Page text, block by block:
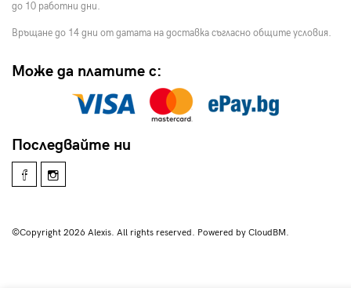
до 10 работни дни.
Връщане до 14 дни от датата на доставка съгласно общите условия.
Може да платите с:
Последвайте ни
©Copyright 2026 Alexis. All rights reserved. Powered by CloudBM.